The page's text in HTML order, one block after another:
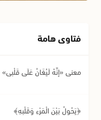
فتاوى هامة
معنى «إِنَّهُ لَيُغَانُ عَلَى قَلْبِي»
﴿يَحُولُ بَيْنَ الْمَرْءِ وَقَلْبِهِ﴾